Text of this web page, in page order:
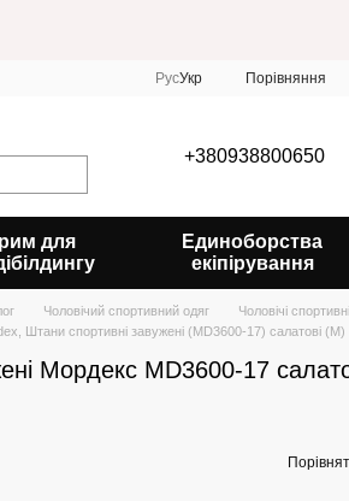
РусУкр Порівняння
+380938800650
для
Единоборства
екіпірування
Чоловічий спортивний одяг
Чоловічі
Штани спортивні завужені (MD3600-17) салатові (M)
Мордекс MD3600-17